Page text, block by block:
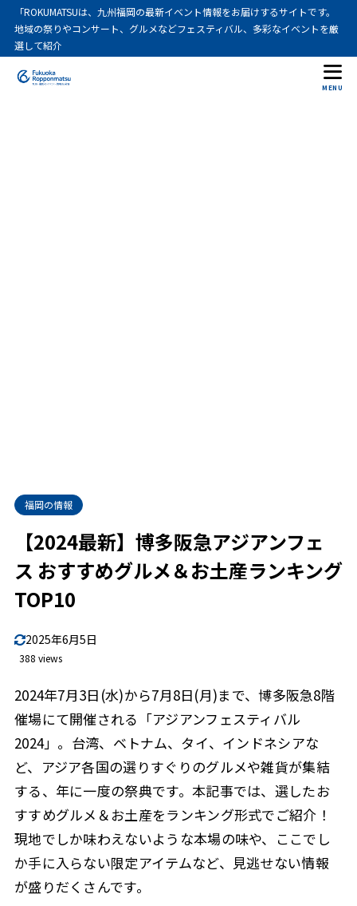
「ROKUMATSUは、九州福岡の最新イベント情報をお届けするサイトです。
地域の祭りやコンサート、グルメなどフェスティバル、多彩なイベントを厳
選して紹介
MENU
福岡の情報
【2024最新】博多阪急アジアンフェ
ス おすすめグルメ＆お土産ランキング
TOP10
2025年6月5日
388 views
2024年7月3日(水)から7月8日(月)まで、博多阪急8階
催場にて開催される「アジアンフェスティバル
2024」。台湾、ベトナム、タイ、インドネシアな
ど、アジア各国の選りすぐりのグルメや雑貨が集結
する、年に一度の祭典です。本記事では、選したお
すすめグルメ＆お土産をランキング形式でご紹介！
現地でしか味わえないような本場の味や、ここでし
か手に入らない限定アイテムなど、見逃せない情報
が盛りだくさんです。